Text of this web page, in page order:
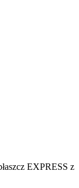
EXPRESS z